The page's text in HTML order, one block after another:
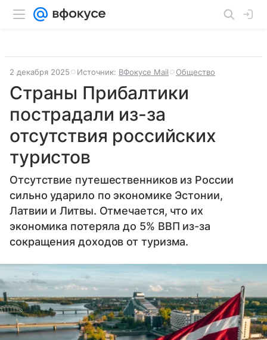
2 декабря 2025 Источник: ВФокусе Mail Общество
Страны Прибалтики
пострадали из-за
отсутствия российских
туристов
Отсутствие путешественников из России
сильно ударило по экономике Эстонии,
Латвии и Литвы. Отмечается, что их
экономика потеряла до 5% ВВП из-за
сокращения доходов от туризма.